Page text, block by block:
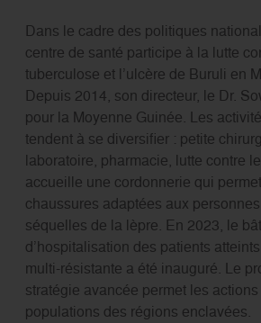
Dans le cadre des politiques
centre de santé participe à la lutte
tuberculose et l’ulcère de Buruli en
Depuis 2014, son directeur, le Dr.
pour la Moyenne Guinée. Les
tendent à se diversifier : petite
laboratoire, pharmacie, lutte contre
accueille une cordonnerie qui
chaussures adaptées aux
séquelles de la lèpre. En 2023, le
d’hospitalisation des patients
multi-résistante a été inauguré. Le
stratégie avancée permet les
populations des régions enclavées.